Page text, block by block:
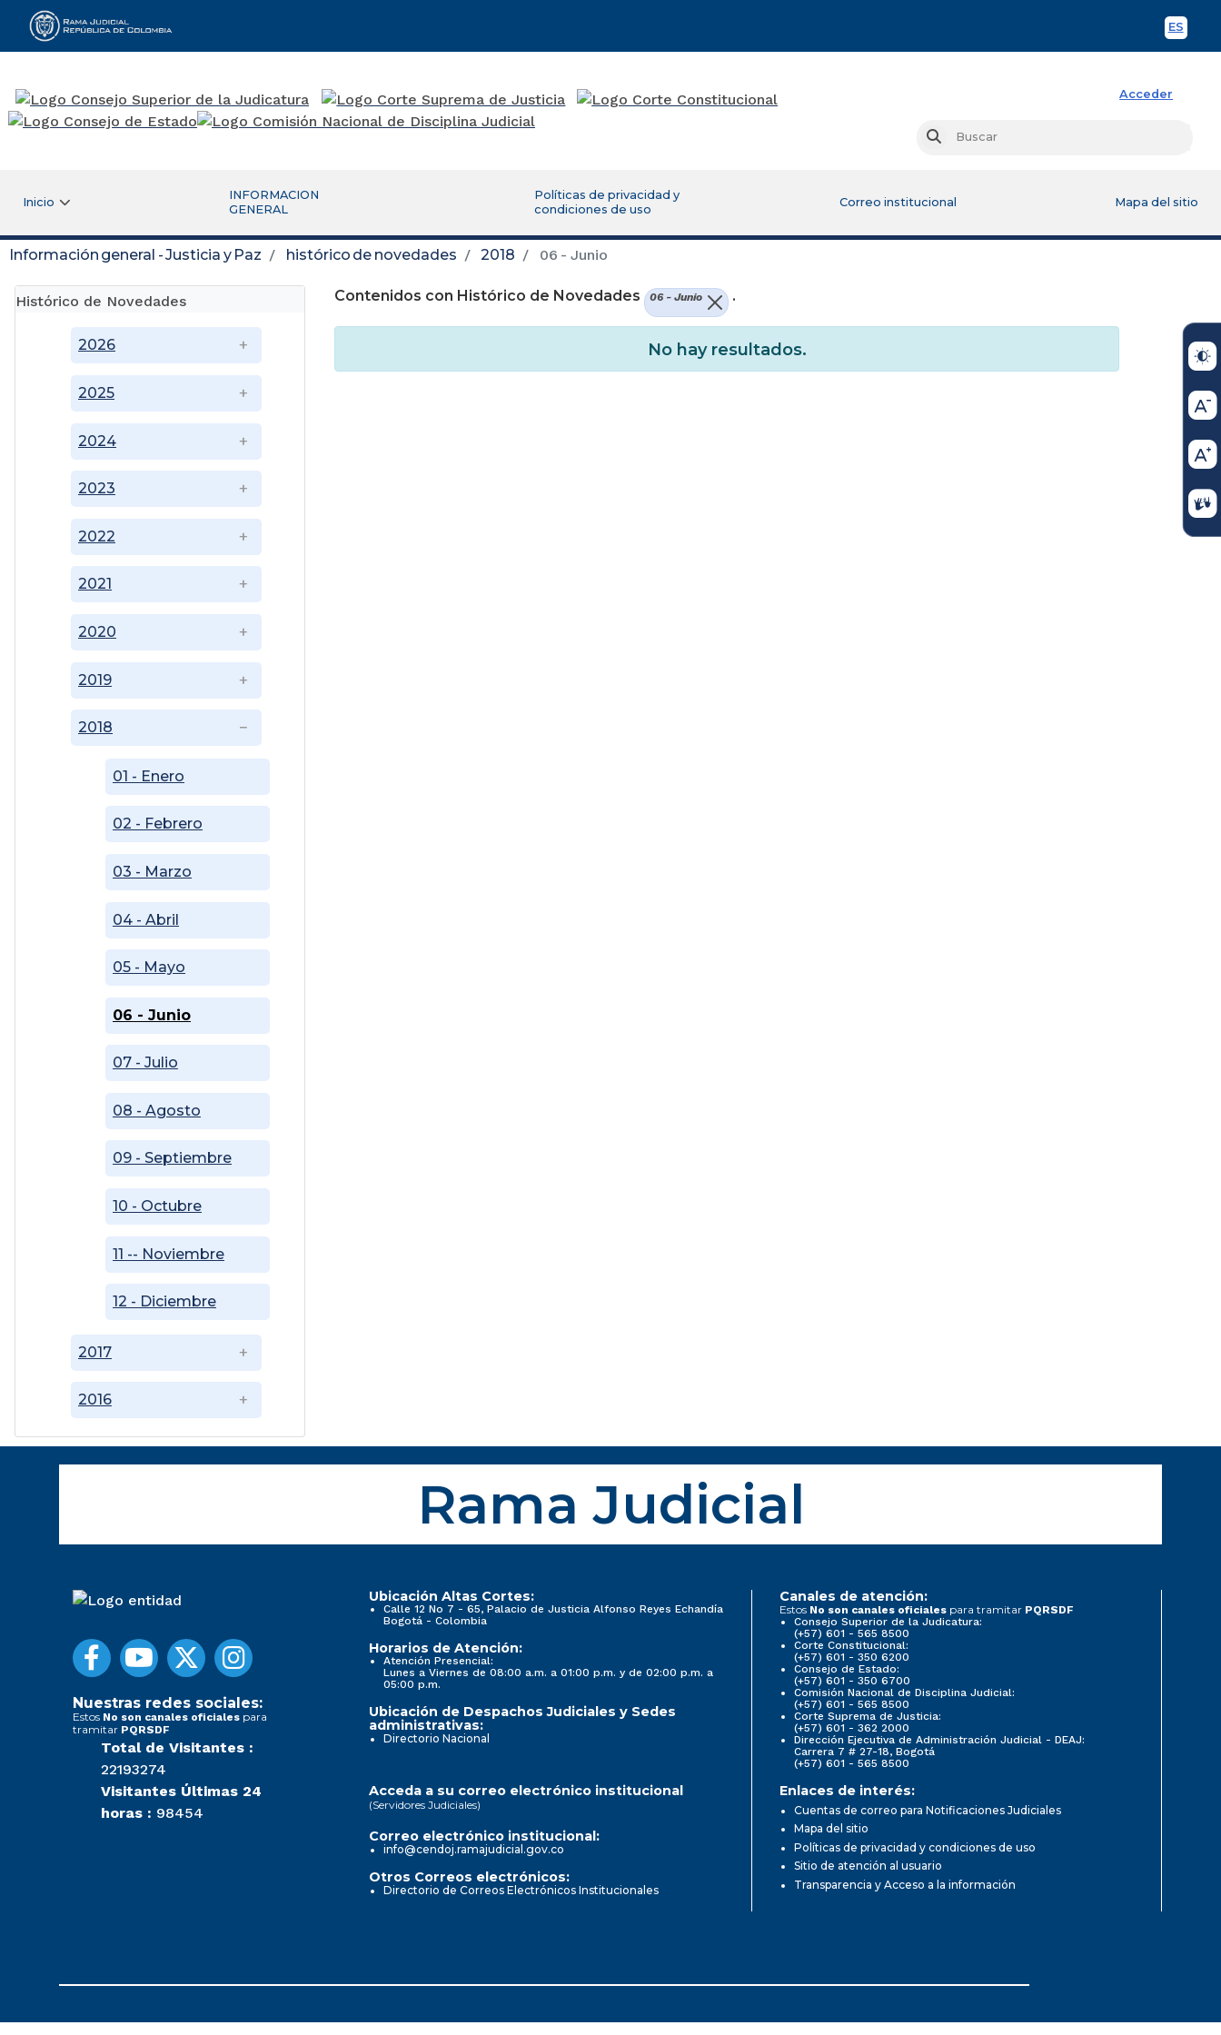
ES
Rama Judicial
Acceder
Buscar
Inicio
INFORMACION
GENERAL
Políticas de privacidad y
condiciones de uso
Correo institucional Mapa del sitio
Información general - Justicia y Paz histórico de novedades 2018 06 - Junio
Histórico de Novedades
2016
2017
2018
01 - Enero
02 - Febrero
03 - Marzo
04 - Abril
05 - Mayo
06 - Junio
07 - Julio
08 - Agosto
09 - Septiembre
10 - Octubre
11 -- Noviembre
12 - Diciembre
2019
2020
2021
2022
2023
2024
2025
2026
Contenidos con Histórico de Novedades 06 - Junio .
No hay resultados.
Rama Judicial
Nuestras redes sociales:
Estos No son canales oficiales para
tramitar PQRSDF
Total de Visitantes :
22193274
Visitantes Últimas 24
horas : 98454
Ubicación Altas Cortes:
Calle 12 No 7 - 65, Palacio de Justicia Alfonso Reyes Echandía
Bogotá - Colombia
Horarios de Atención:
Atención Presencial:
Lunes a Viernes de 08:00 a.m. a 01:00 p.m. y de 02:00 p.m. a
05:00 p.m.
Ubicación de Despachos Judiciales y Sedes
administrativas:
Directorio Nacional
Canales de atención:
Estos No son canales oficiales para tramitar PQRSDF
Consejo Superior de la Judicatura:
(+57) 601 - 565 8500
Corte Constitucional:
(+57) 601 - 350 6200
Consejo de Estado:
(+57) 601 - 350 6700
Comisión Nacional de Disciplina Judicial:
(+57) 601 - 565 8500
Corte Suprema de Justicia:
(+57) 601 - 362 2000
Dirección Ejecutiva de Administración Judicial - DEAJ:
Carrera 7 # 27-18, Bogotá
(+57) 601 - 565 8500
Acceda a su correo electrónico institucional
(Servidores Judiciales)
Correo electrónico institucional:
info@cendoj.ramajudicial.gov.co
Otros Correos electrónicos:
Directorio de Correos Electrónicos Institucionales
Enlaces de interés:
Cuentas de correo para Notificaciones Judiciales
Mapa del sitio
Políticas de privacidad y condiciones de uso
Sitio de atención al usuario
Transparencia y Acceso a la información